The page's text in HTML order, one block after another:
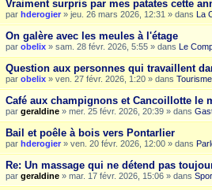
Vraiment surpris par mes patates cette
par hderogier » jeu. 26 mars 2026, 12:31 » dans La
On galère avec les meules à l'étage
par obelix » sam. 28 févr. 2026, 5:55 » dans Le
Question aux personnes qui travaillent
par obelix » ven. 27 févr. 2026, 1:20 » dans Tourisme
Café aux champignons et Cancoillotte le
par geraldine » mer. 25 févr. 2026, 20:39 » dans
Bail et poêle à bois vers Pontarlier
par hderogier » ven. 20 févr. 2026, 12:00 » dans
Re: Un massage qui ne détend pas
par geraldine » mar. 17 févr. 2026, 15:06 » dans